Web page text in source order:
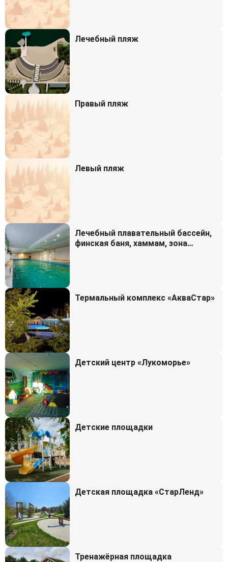
Лечебный пляж
Правый пляж
Левый пляж
Лечебный плавательный бассейн,
финская баня, хаммам, зона
Термальный комплекс «АкваСтар»
Детский центр «Лукоморье»
Детские площадки
Детская площадка «СтарЛенд»
Тренажёрная площадка